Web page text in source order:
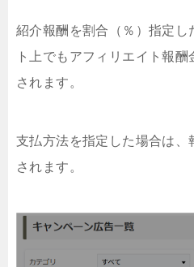
紹介報酬を割合（％）指定し
ト上でもアフィリエイト報
されます。
支払方法を指定した場合は、
されます。